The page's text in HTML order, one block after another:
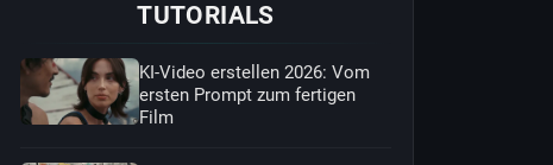
TUTORIALS
KI-Video erstellen 2026: Vom
ersten Prompt zum fertigen
Film